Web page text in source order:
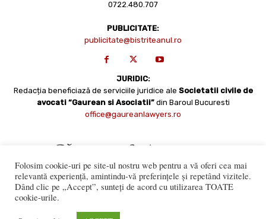
0722.480.707
PUBLICITATE:
publicitate@bistriteanul.ro
JURIDIC:
Redacția beneficiază de serviciile juridice ale Societatii civile de
avocati “Gaurean si Asociatii” din Baroul Bucuresti
office@gaureanlawyers.ro
Folosim cookie-uri pe site-ul nostru web pentru a vă oferi cea mai
relevantă experiență, amintindu-vă preferințele și repetând vizitele.
Dând clic pe „Accept”, sunteți de acord cu utilizarea TOATE
cookie-urile.